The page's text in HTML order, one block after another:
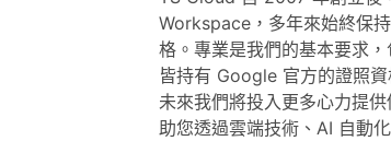
Workspace，多年來始終保
格。專業是我們的基本要求
皆持有 Google 官方的證照資
未來我們將投入更多心力提
助您透過雲端技術、AI 自動